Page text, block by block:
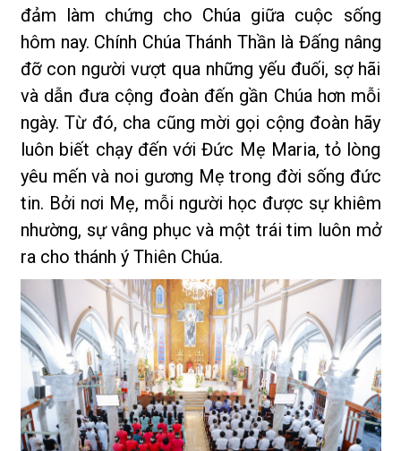
đảm làm chứng cho Chúa giữa cuộc sống
hôm nay. Chính Chúa Thánh Thần là Đấng nâng
đỡ con người vượt qua những yếu đuối, sợ hãi
và dẫn đưa cộng đoàn đến gần Chúa hơn mỗi
ngày. Từ đó, cha cũng mời gọi cộng đoàn hãy
luôn biết chạy đến với Đức Mẹ Maria, tỏ lòng
yêu mến và noi gương Mẹ trong đời sống đức
tin. Bởi nơi Mẹ, mỗi người học được sự khiêm
nhường, sự vâng phục và một trái tim luôn mở
ra cho thánh ý Thiên Chúa.